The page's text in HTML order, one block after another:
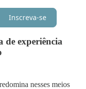
Inscreva-se
de experiência
nesses meios